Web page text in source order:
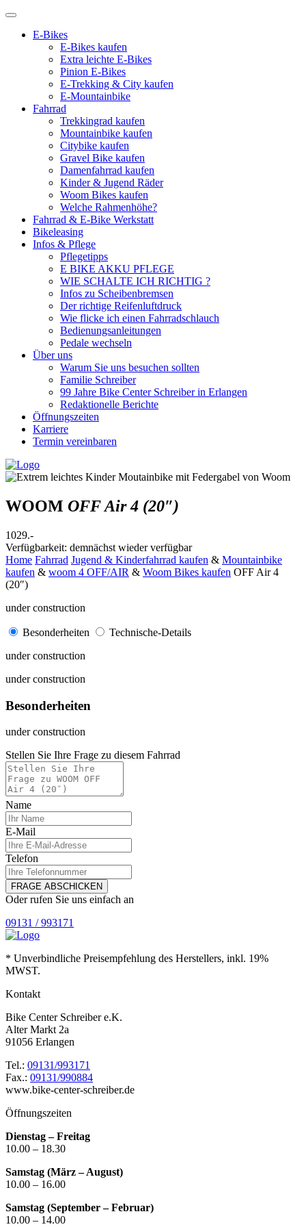
E-Bikes
E-Bikes kaufen
Extra leichte E-Bikes
Pinion E-Bikes
E-Trekking & City kaufen
E-Mountainbike
Fahrrad
Trekkingrad kaufen
Mountainbike kaufen
Citybike kaufen
Gravel Bike kaufen
Damenfahrrad kaufen
Kinder & Jugend Räder
Woom Bikes kaufen
Welche Rahmenhöhe?
Fahrrad & E-Bike Werkstatt
Bikeleasing
Infos & Pflege
Pflegetipps
E BIKE AKKU PFLEGE
WIE SCHALTE ICH RICHTIG ?
Infos zu Scheibenbremsen
Der richtige Reifenluftdruck
Wie flicke ich einen Fahrradschlauch
Bedienungsanleitungen
Pedale wechseln
Über uns
Warum Sie uns besuchen sollten
Familie Schreiber
99 Jahre Bike Center Schreiber in Erlangen
Redaktionelle Berichte
Öffnungszeiten
Karriere
Termin vereinbaren
WOOM OFF Air 4 (20″)
1029.-
Verfügbarkeit: demnächst wieder verfügbar
Home Fahrrad Jugend & Kinderfahrrad kaufen & Mountainbike
kaufen & woom 4 OFF/AIR & Woom Bikes kaufen OFF Air 4
(20″)
under construction
Besonderheiten
Technische-Details
under construction
under construction
Besonderheiten
under construction
Stellen Sie Ihre Frage zu diesem Fahrrad
Name
E-Mail
Telefon
FRAGE ABSCHICKEN
Oder rufen Sie uns einfach an
09131 / 993171
* Unverbindliche Preisempfehlung des Herstellers, inkl. 19%
MWST.
Kontakt
Bike Center Schreiber e.K.
Alter Markt 2a
91056 Erlangen
Tel.: 09131/993171
Fax.: 09131/990884
www.bike-center-schreiber.de
Öffnungszeiten
Dienstag – Freitag
10.00 – 18.30
Samstag (März – August)
10.00 – 16.00
Samstag (September – Februar)
10.00 – 14.00